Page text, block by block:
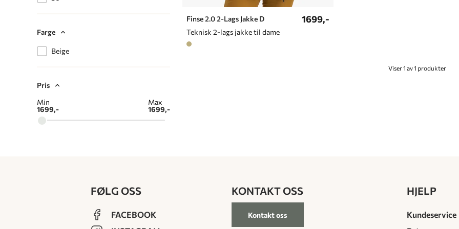
Farge
Beige
Pris
Min
1699,-
Max
1699,-
Finse 2.0 2-Lags Jakke D
Teknisk 2-lags jakke til dame
1699,-
Viser 1 av 1 produkter
FØLG OSS
FACEBOOK
KONTAKT OSS
Kontakt oss
HJELP
Kundeservice